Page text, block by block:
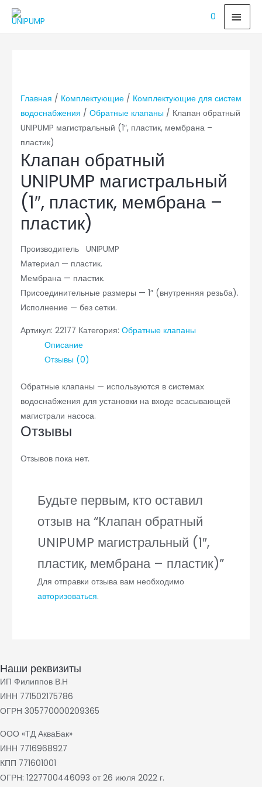
0
Главная / Комплектующие/ Комплектующие для систем
водоснабжения / Обратные клапаны/ Клапан обратный
UNIPUMP магистральный (1″, пластик, мембрана –
пластик)
Клапан обратный
UNIPUMP магистральный
(1″, пластик, мембрана –
пластик)
Производитель UNIPUMP
Материал — пластик.
Мембрана — пластик.
Присоединительные размеры — 1″ (внутренняя резьба).
Исполнение — без сетки.
Артикул: 22177 Категория: Обратные клапаны
Описание
Отзывы (0)
Обратные клапаны — используются в системах
водоснабжения для установки на входе всасывающей
магистрали насоса.
Отзывы
Отзывов пока нет.
Будьте первым, кто оставил
отзыв на “Клапан обратный
UNIPUMP магистральный (1″,
пластик, мембрана – пластик)”
Для отправки отзыва вам необходимо
авторизоваться.
Наши реквизиты
ИП Филиппов В.Н
ИНН 771502175786
ОГРН 305770000209365
ООО «ТД АкваБак»
ИНН 7716968927
КПП 771601001
ОГРН: 1227700446093 от 26 июля 2022 г.